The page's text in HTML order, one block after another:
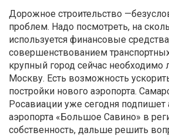
Дорожное строительство
проблем. Надо посмотреть, на
используется финансовые
совершенствованием
крупный город сейчас необходимо
Москву. Есть возможность
постройки нового аэропорта.
Росавиации уже сегодня подпишет
аэропорта «Большое Савино» в
собственность, дальше решить